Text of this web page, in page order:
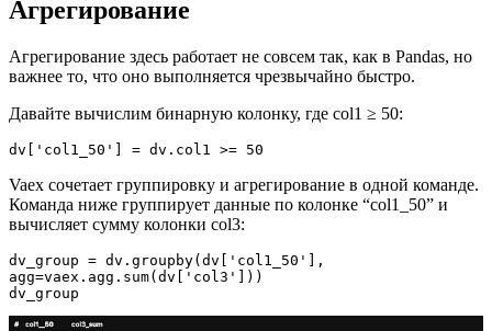
Агрегирование
Агрегирование здесь работает не совсем так, как в Pandas, но
важнее то, что оно выполняется чрезвычайно быстро.
Давайте вычислим бинарную колонку, где col1 ≥ 50:
dv['col1_50'] = dv.col1 >= 50
Vaex сочетает группировку и агрегирование в одной команде.
Команда ниже группирует данные по колонке “col1_50” и
вычисляет сумму колонки col3:
dv_group = dv.groupby(dv['col1_50'],
agg=vaex.agg.sum(dv['col3']))
dv_group